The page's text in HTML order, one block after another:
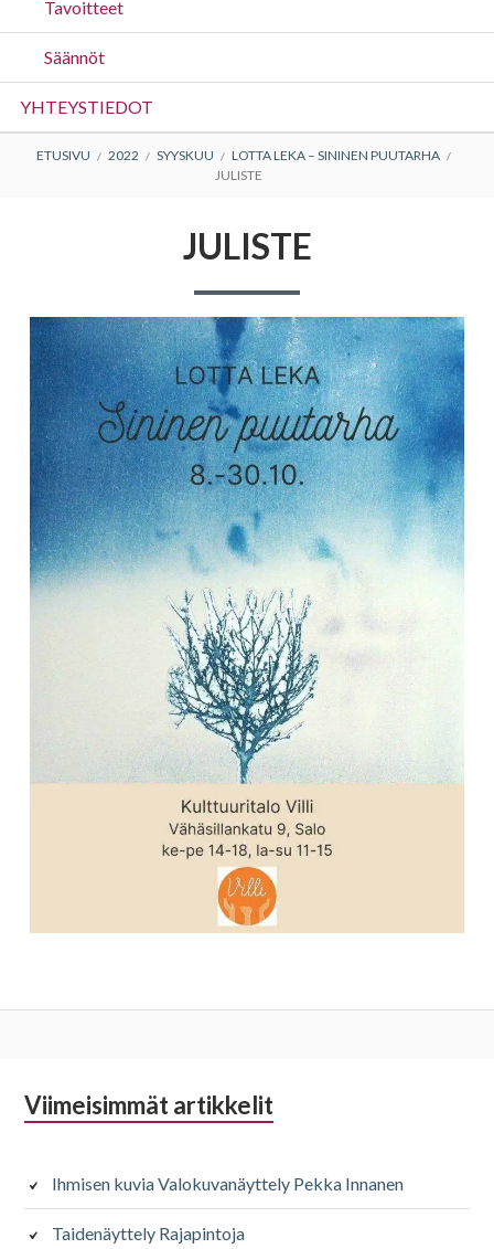
Tavoitteet
Säännöt
YHTEYSTIEDOT
MURUPOLKU
ETUSIVU 2022 SYYSKUU
LOTTA LEKA – SININEN PUUTARHA
JULISTE
JULISTE
Alapalkin
Viimeisimmät artikkelit
Ihmisen kuvia Valokuvanäyttely Pekka Innanen
Taidenäyttely Rajapintoja